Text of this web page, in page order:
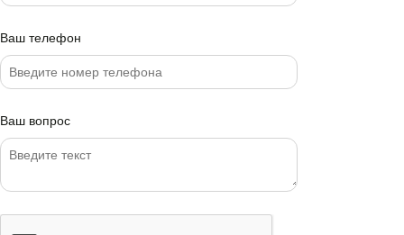
Ваш телефон
Ваш вопрос